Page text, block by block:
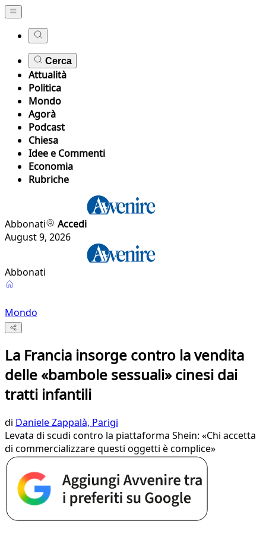
Cerca
Attualità
Politica
Mondo
Agorà
Podcast
Chiesa
Idee e Commenti
Economia
Rubriche
Abbonati
Accedi
August 9, 2026
Abbonati
Mondo
La Francia insorge contro la vendita
delle «bambole sessuali» cinesi dai
tratti infantili
di Daniele Zappalà, Parigi
Levata di scudi contro la piattaforma Shein: «Chi accetta
di commercializzare questi oggetti è complice»